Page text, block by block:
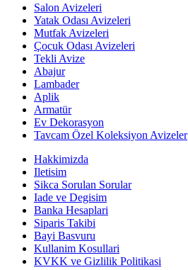
Salon Avizeleri
Yatak Odası Avizeleri
Mutfak Avizeleri
Çocuk Odası Avizeleri
Tekli Avize
Abajur
Lambader
Aplik
Armatür
Ev Dekorasyon
Tavcam Özel Koleksiyon Avizeler
Hakkimizda
Iletisim
Sikca Sorulan Sorular
Iade ve Degisim
Banka Hesaplari
Siparis Takibi
Bayi Basvuru
Kullanim Kosullari
KVKK ve Gizlilik Politikasi